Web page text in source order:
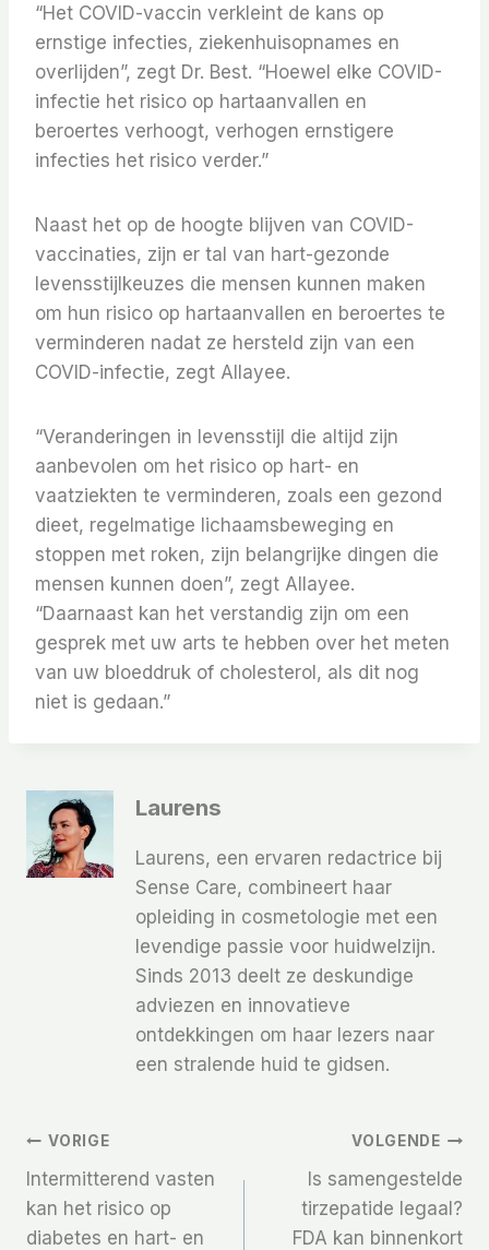
“Het COVID-vaccin verkleint de kans op
ernstige infecties, ziekenhuisopnames en
overlijden”, zegt Dr. Best. “Hoewel elke COVID-
infectie het risico op hartaanvallen en
beroertes verhoogt, verhogen ernstigere
infecties het risico verder.”
Naast het op de hoogte blijven van COVID-
vaccinaties, zijn er tal van hart-gezonde
levensstijlkeuzes die mensen kunnen maken
om hun risico op hartaanvallen en beroertes te
verminderen nadat ze hersteld zijn van een
COVID-infectie, zegt Allayee.
“Veranderingen in levensstijl die altijd zijn
aanbevolen om het risico op hart- en
vaatziekten te verminderen, zoals een gezond
dieet, regelmatige lichaamsbeweging en
stoppen met roken, zijn belangrijke dingen die
mensen kunnen doen”, zegt Allayee.
“Daarnaast kan het verstandig zijn om een ​​
gesprek met uw arts te hebben over het meten
van uw bloeddruk of cholesterol, als dit nog
niet is gedaan.”
Laurens
Laurens, een ervaren redactrice bij
Sense Care, combineert haar
opleiding in cosmetologie met een
levendige passie voor huidwelzijn.
Sinds 2013 deelt ze deskundige
adviezen en innovatieve
ontdekkingen om haar lezers naar
een stralende huid te gidsen.
Bericht
Navigatie
VORIGE
Intermitterend vasten
kan het risico op
diabetes en hart- en
VOLGENDE
Is samengestelde
tirzepatide legaal?
FDA kan binnenkort